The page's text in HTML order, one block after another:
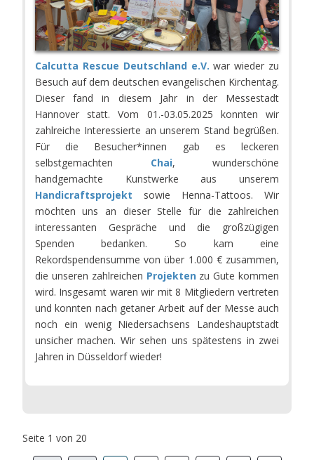
Calcutta Rescue Deutschland e.V. war wieder zu
Besuch auf dem deutschen evangelischen Kirchentag.
Dieser fand in diesem Jahr in der Messestadt
Hannover statt. Vom 01.-03.05.2025 konnten wir
zahlreiche Interessierte an unserem Stand begrüßen.
Für die Besucher*innen gab es leckeren
selbstgemachten Chai, wunderschöne
handgemachte Kunstwerke aus unserem
Handicraftsprojekt sowie Henna-Tattoos. Wir
möchten uns an dieser Stelle für die zahlreichen
interessanten Gespräche und die großzügigen
Spenden bedanken. So kam eine
Rekordspendensumme von über 1.000 € zusammen,
die unseren zahlreichen Projektenzu Gute kommen
wird. Insgesamt waren wir mit 8 Mitgliedern vertreten
und konnten nach getaner Arbeit auf der Messe auch
noch ein wenig Niedersachsens Landeshauptstadt
unsicher machen. Wir sehen uns spätestens in zwei
Jahren in Düsseldorf wieder!
Seite 1 von 20